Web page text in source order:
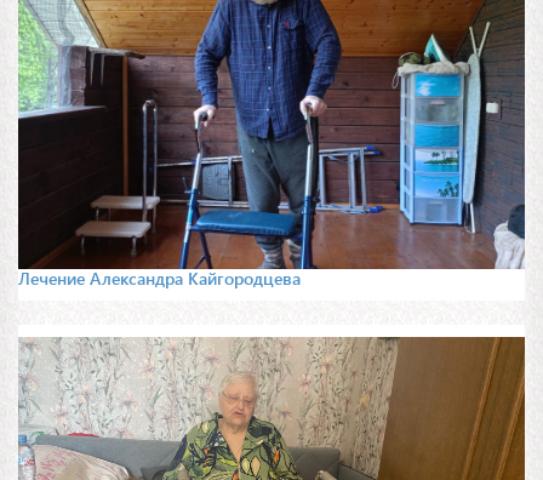
Лечение Александра Кайгородцева